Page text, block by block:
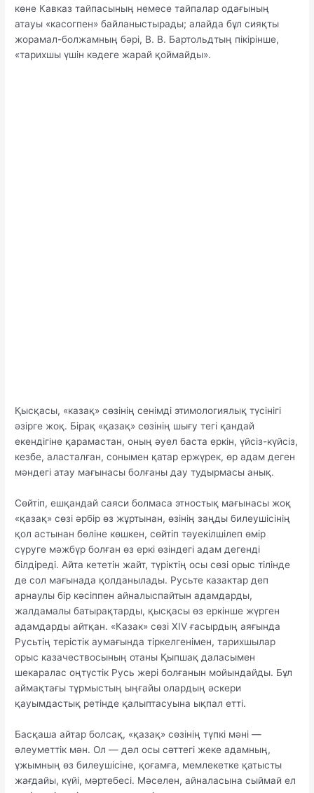
көне Кавказ тайпасының немесе тайпалар одағының
атауы «касогпен» байланыстырады; алайда бұл сияқты
жорамал-болжамның бәрі, В. В. Бартольдтың пікірінше,
«тарихшы үшін кәдеге жарай қоймайды».
Қысқасы, «казақ» сөзінің сенімді этимологиялық түсінігі
әзірге жоқ. Бірақ «қазақ» сөзінің шығу тегі қандай
екендігіне қарамастан, оның әуел баста еркін, үйсіз-күйсіз,
кезбе, аласталған, сонымен қатар ержүрек, өр адам деген
мәндегі атау мағынасы болғаны дау тудырмасы анық.
Сөйтіп, ешқандай саяси болмаса этностық мағынасы жоқ
«қазақ» сөзі әрбір өз жұртынан, өзінің заңды билеушісінің
қол астынан бөліне көшкен, сөйтіп тәуекілшілеп өмір
сүруге мәжбүр болған өз еркі өзіндегі адам дегенді
білдіреді. Айта кететін жайт, түріктің осы сөзі орыс тілінде
де сол мағынада қолданылады. Русьте казактар деп
арнаулы бір кәсіппен айналыспайтын адамдарды,
жалдамалы батырақтарды, қысқасы өз еркінше жүрген
адамдарды айтқан. «Казак» сөзі XIV ғасырдың аяғында
Русьтің терістік аумағында тіркелгенімен, тарихшылар
орыс казачествосының отаны Қыпшақ даласымен
шекаралас оңтүстік Русь жері болғанын мойындайды. Бұл
аймақтағы тұрмыстың ыңғайы олардың әскери
қауымдастық ретінде қалыптасуына ықпал етті.
Басқаша айтар болсақ, «қазақ» сөзінің түпкі мәні —
әлеуметтік мән. Ол — дәл осы сәттегі жеке адамның,
ұжымның өз билеушісіне, қоғамға, мемлекетке қатысты
жағдайы, күйі, мәртебесі. Мәселен, айналасына сыймай ел